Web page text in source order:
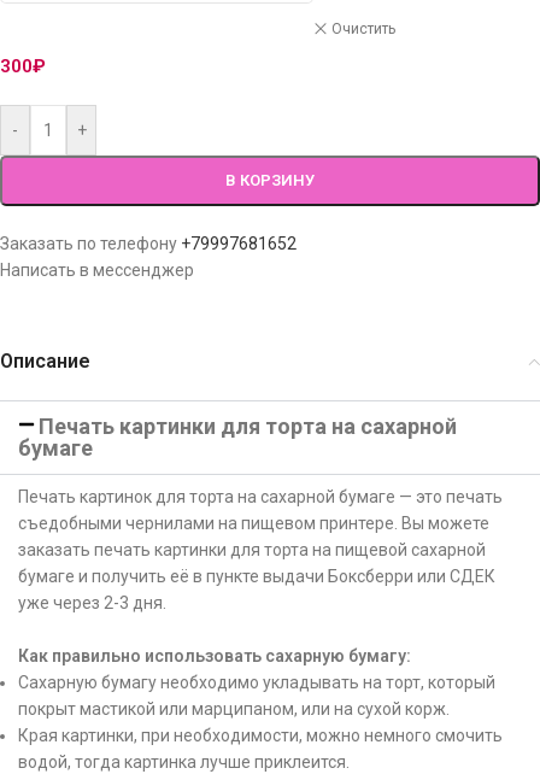
Очистить
300₽
- +
В КОРЗИНУ
Заказать по телефону +79997681652
Написать в мессенджер
Описание
Печать картинки для торта на сахарной
бумаге
Печать картинок для торта на сахарной бумаге — это печать
съедобными чернилами на пищевом принтере. Вы можете
заказать печать картинки для торта на пищевой сахарной
бумаге и получить её в пункте выдачи Боксберри или СДЕК
уже через 2-3 дня.
Как правильно использовать сахарную бумагу:
Сахарную бумагу необходимо укладывать на торт, который
покрыт мастикой или марципаном, или на сухой корж.
Края картинки, при необходимости, можно немного смочить
водой, тогда картинка лучше приклеится.